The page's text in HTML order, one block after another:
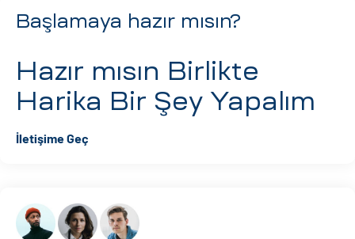
Başlamaya hazır mısın?
Hazır mısın Birlikte
Harika Bir Şey Yapalım
İletişime Geç